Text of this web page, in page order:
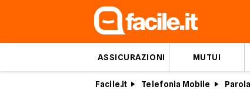
ASSICURAZIONI MUTUI
Facile.it Telefonia Mobile